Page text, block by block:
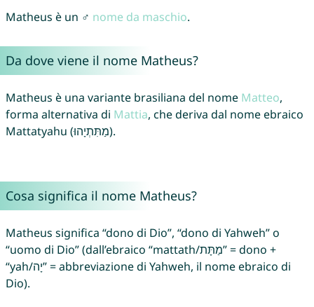
Matheus è un ♂ nome da maschio.
Da dove viene il nome Matheus?
Matheus è una variante brasiliana del nome Matteo,
forma alternativa di Mattia, che deriva dal nome ebraico
Mattatyahu (מַתִּתְיָהוּ).
Cosa significa il nome Matheus?
Matheus significa “dono di Dio”, “dono di Yahweh” o
“uomo di Dio” (dall’ebraico “mattath/מַתָּת” = dono +
“yah/יָה” = abbreviazione di Yahweh, il nome ebraico di
Dio).